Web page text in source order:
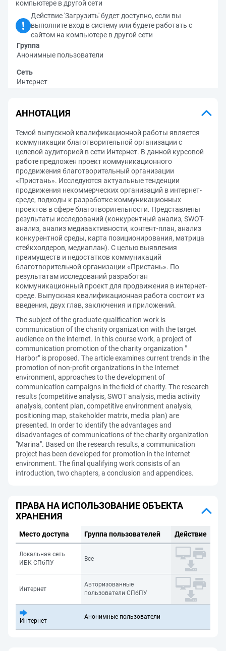
компьютере в другой сети
Действие 'Загрузить' будет доступно, если вы
выполните вход в систему или будете работать с
сайтом на компьютере в другой сети
Группа
Анонимные пользователи
Сеть
Интернет
АННОТАЦИЯ
Темой выпускной квалификационной работы является
коммуникации благотворительной организации с
целевой аудиторией в сети Интернет. В данной курсовой
работе предложен проект коммуникационного
продвижения благотворительный организации
«Пристань». Исследуются актуальные тенденции
продвижения некоммерческих организаций в интернет-
среде, подходы к разработке коммуникационных
проектов в сфере благотворительности. Представлены
результаты исследований (конкурентный анализ, SWOT-
анализ, анализ медиаактивности, контент-план, анализ
конкурентной среды, карта позиционирования, матрица
стейкхолдеров, медиаплан). С целью выявления
преимуществ и недостатков коммуникаций
благотворительной организации «Пристань». По
результатам исследований разработан
коммуникационный проект для продвижения в интернет-
среде. Выпускная квалификационная работа состоит из
введения, двух глав, заключения и приложений.
The subject of the graduate qualification work is
communication of the charity organization with the target
audience on the internet. In this course work, a project of
communication promotion of the charity organization "
Harbor" is proposed. The article examines current trends in the
promotion of non-profit organizations in the Internet
environment, approaches to the development of
communication campaigns in the field of charity. The research
results (competitive analysis, SWOT analysis, media activity
analysis, content plan, competitive environment analysis,
positioning map, stakeholder matrix, media plan) are
presented. In order to identify the advantages and
disadvantages of communications of the charity organization
"Marina". Based on the research results, a communication
project has been developed for promotion in the Internet
environment. The final qualifying work consists of an
introduction, two chapters, a conclusion and appendices.
ПРАВА НА ИСПОЛЬЗОВАНИЕ ОБЪЕКТА
ХРАНЕНИЯ
Место доступа Группа пользователей Действие
Локальная сеть
ИБК СПбПУ
Все
Интернет
Авторизованные
пользователи СПбПУ
Интернет
Анонимные пользователи